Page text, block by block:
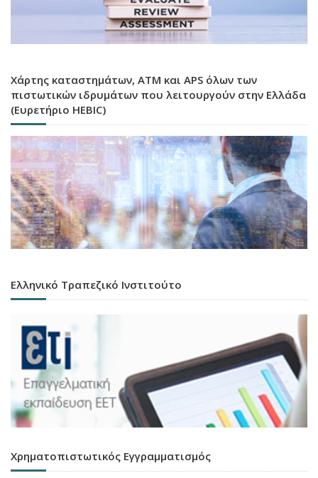
Χάρτης καταστημάτων, ATM και APS όλων των
πιστωτικών ιδρυμάτων που λειτουργούν στην Ελλάδα
(Ευρετήριο HEBIC)
Ελληνικό Τραπεζικό Ινστιτούτο
Χρηματοπιστωτικός Εγγραμματισμός